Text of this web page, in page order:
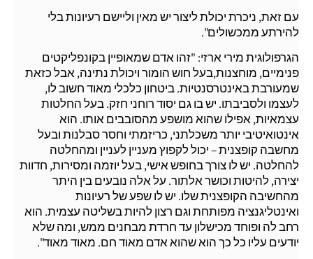
עם זאת, ניכרת יכולת ליצור יש מאין וליישם רעיונות בלי
להירתע ממכשולים".
הגרפולוגית מירי ארזי: "זהו אדם שמאופיין בקונפליקטים
פנימיים, מוחצנות,בעל חוש הומור ויכולת נתינה, אבל כזאת
שמעורבת באינטרסנטיות. ביטחון כלכלי מאוד חשוב לו,
לעצמו ולסביבתו. יש בו גם יסוד רוחני חזק. בעל החלטות
עצמאיות, אפילו שהוא מושפע מהסובבים אותו. הוא
אינטואיטיבי יותר משכלתני, כריזמתי וחסר סבלנות ובעל
מחשבה קופצנית – יכול לקפוץ מעניין לעניין ומהחלטה
להחלטה. יש לו צורך בחופש אישי, בעל יוזמה ומסירות, חדוות
יצירה, להיטות וכושר אלתור. על אלה נובעים בין היתר
מהחשיבה הקופצנית שלו. יש לו שפע של רעיונות
ואינטליגנציה מפותחת וגם רצון להיות בשליטה עצמית. הוא
רחב לה ופוחד מכישלון עד חרדת מבחנים ממש, ומה שלא
יודעים עליו כל כך הוא שהוא אדם מאוד חם. מאוד מאוד".